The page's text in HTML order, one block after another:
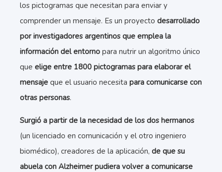
los pictogramas que necesitan para enviar y
comprender un mensaje. Es un proyecto desarrollado
por investigadores argentinos que emplea la
información del entorno para nutrir un algoritmo único
que elige entre 1800 pictogramas para elaborar el
mensaje que el usuario necesita para comunicarse con
otras personas.
Surgió a partir de la necesidad de los dos hermanos
(un licenciado en comunicación y el otro ingeniero
biomédico), creadores de la aplicación, de que su
abuela con Alzheimer pudiera volver a comunicarse